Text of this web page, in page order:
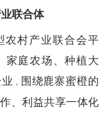
联合体
农村产业联合会平
家庭农场、种植大
，
围绕鹿寨蜜橙的
、利益共享一体化